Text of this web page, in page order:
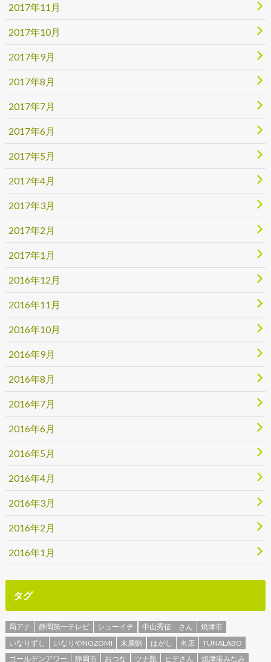
2017年11月
2017年10月
2017年9月
2017年8月
2017年7月
2017年6月
2017年5月
2017年4月
2017年3月
2017年2月
2017年1月
2016年12月
2016年11月
2016年10月
2016年9月
2016年8月
2016年7月
2016年6月
2016年5月
2016年4月
2016年3月
2016年2月
2016年1月
タグ
局アナ 静岡第一テレビ シューイチ 中山秀征 さん
焼津市
いなりずし
いなりやNOZOMI 末廣鮨 はがし 名店
TUNALABO
ゴールデンアワー
静岡市 おつな ツナ瓶 ヒデさん 焼津港みなみ